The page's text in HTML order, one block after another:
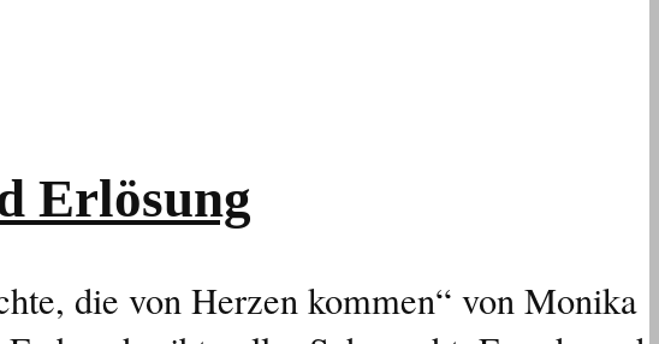
Erlösung
die von Herzen kommen“ von Monika